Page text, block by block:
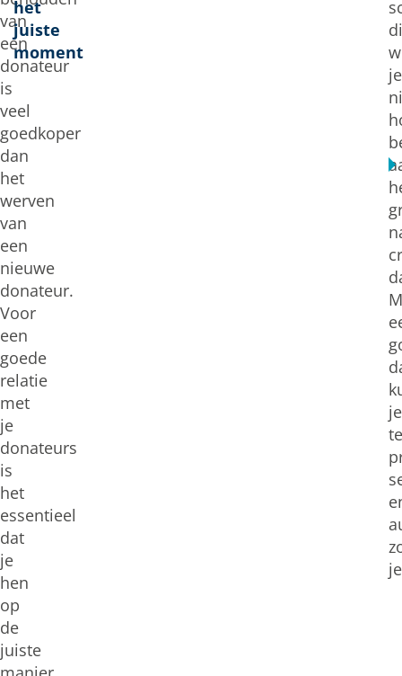
van
een
donateur
is
veel
goedkoper
dan
het
werven
van
een
nieuwe
donateur.
Voor
een
goede
relatie
met
je
donateurs
is
het
essentieel
dat
je
hen
op
de
juiste
het
juiste
moment
je
je